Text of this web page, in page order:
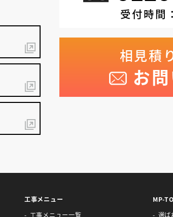
受付時間
相見積
お
工事メニュー
工事メニュー一覧
MP-
選ば